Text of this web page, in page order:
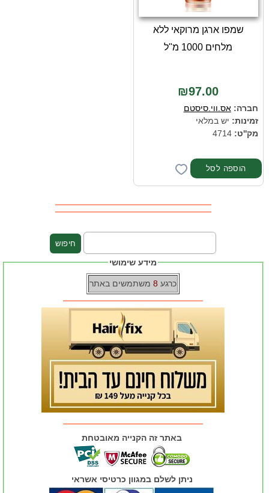
שמפו ארגן מרוקאי ללא
מלחים 1000 מ"ל
₪97.00
חברה:אס.ווי.סיסטם
זמינות: יש במלאי
מק''ט: 4714
מידע שימושי
כרגע 8משתמשים באתר